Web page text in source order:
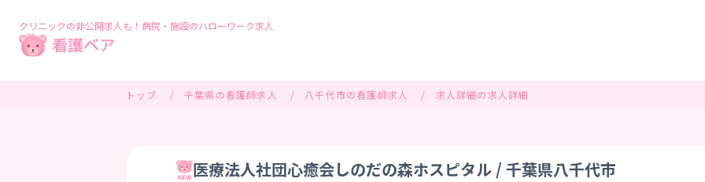
クリニックの非公開求人も！病院・施設のハローワーク求人
トップ 千葉県の看護師求人 八千代市の看護師求人 求人詳細の求人詳細
医療法人社団心癒会しのだの森ホスピタル / 千葉県八千代市